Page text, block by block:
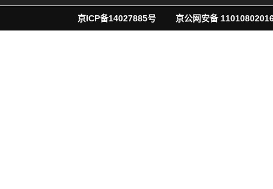
京ICP备14027885号 京公网安备